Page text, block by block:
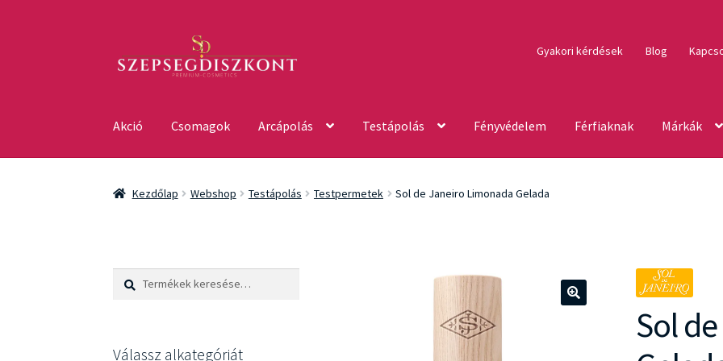
a
navigációhoz
a
Gyakori kérdések Blog
Akció Csomagok Arcápolás Testápolás Fényvédelem Férfiaknak Márkák
Kezdőlap Webshop Testápolás Testpermetek Sol de Janeiro Limonada Gelada
Sol
Keresés
Keresés
Válassz alkategóriát